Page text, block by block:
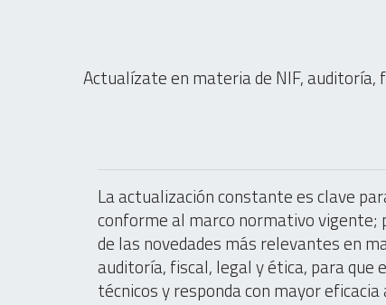
Actualízate en materia de NIF, auditoría,
La actualización constante es clave
conforme al marco normativo
de las novedades más relevantes en
auditoría, fiscal, legal y ética, para
técnicos y responda con mayor